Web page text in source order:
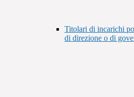
Titolari di incarichi
di direzione o di